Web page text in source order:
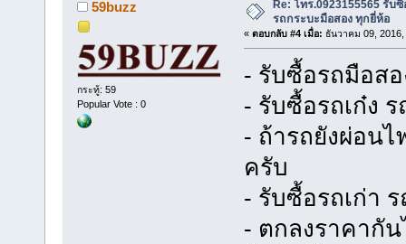
59buzz
กระทู้: 59
Popular Vote : 0
Re: โทร.0923155565 รับ
รถกระบะมือสอง ทุกยี่ห้อ
« ตอบกลับ #4 เมื่อ: ธันวาคม 09,
- รับซื้อรถมือส
- รับซื้อรถเก๋ง
- ถ้ารถยังผ่อน
ครับ
- รับซื้อรถเก่า
- ตกลงราคากัน